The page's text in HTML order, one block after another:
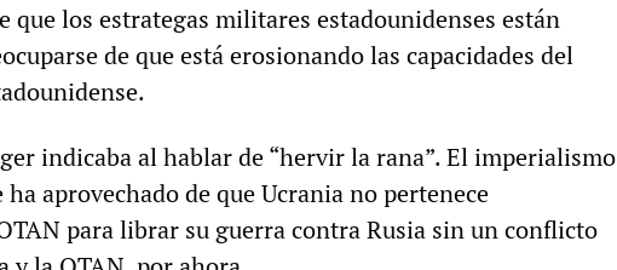
que los estrategas militares estadounidenses están
de que está erosionando las capacidades del
indicaba al hablar de “hervir la rana”. El imperialismo
aprovechado de que Ucrania no pertenece
para librar su guerra contra Rusia sin un conflicto